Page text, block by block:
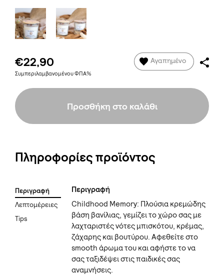
€22,90
Συμπεριλαμβανομένου ΦΠΑ%
Αγαπημένο
Προσθήκη στο καλάθι
Πληροφορίες προϊόντος
Περιγραφή
Λεπτομέρειες
Tips
Περιγραφή
Childhood Memory: Πλούσια κρεμώδης
βάση βανίλιας, γεμίζει το χώρο σας με
λαχταριστές νότες μπισκότου, κρέμας,
ζάχαρης και βουτύρου. Αφεθείτε στο
smooth άρωμα του και αφήστε το να
σας ταξιδέψει στις παιδικές σας
αναμνήσεις.